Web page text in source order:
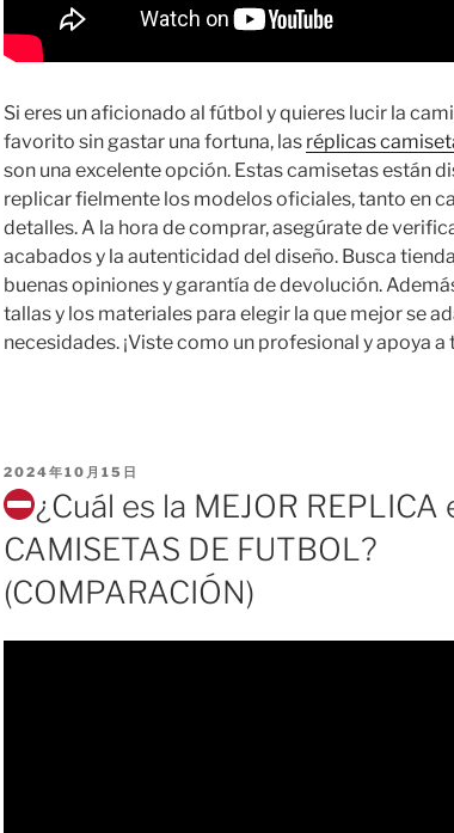
Si eres un aficionado al fútbol y quieres lucir la
favorito sin gastar una fortuna, las réplicas
son una excelente opción. Estas camisetas están
replicar fielmente los modelos oficiales, tanto en
detalles. A la hora de comprar, asegúrate de
acabados y la autenticidad del diseño. Busca
buenas opiniones y garantía de devolución.
tallas y los materiales para elegir la que mejor se
necesidades. ¡Viste como un profesional y apoya
PUBLICADO
EL
2024年10月15日
¿Cuál es la MEJOR REPLICA
CAMISETAS DE FUTBOL?
(COMPARACIÓN)